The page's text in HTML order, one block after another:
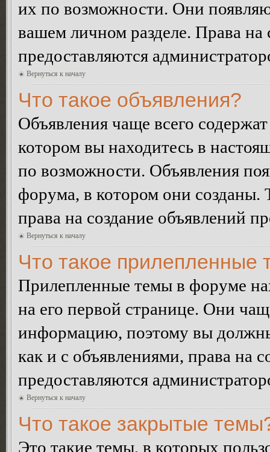
их по возможности. Они
вашем личном разделе. Права
предоставляются
Вернуться к началу
Что такое объявления?
Объявления чаще всего
котором вы находитесь в
по возможности. Объявления
форума, в котором они
права на создание объявлений
Вернуться к началу
Что такое прилепленные
Прилепленные темы в форуме
на его первой странице. Они
информацию, поэтому вы
как и с объявлениями, права на
предоставляются
Вернуться к началу
Что такое закрытые
Это такие темы, в которых